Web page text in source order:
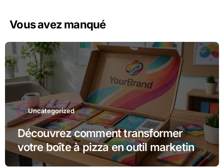
Vous avez manqué
Uncategorized
Découvrez comment transformer
votre boîte à pizza en outil marketing
unique